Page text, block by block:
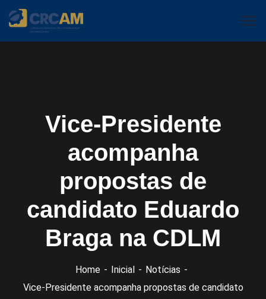
Vice-Presidente
acompanha
propostas de
candidato Eduardo
Braga na CDLM
Home Inicial
Notícias
Vice-Presidente acompanha propostas de candidato